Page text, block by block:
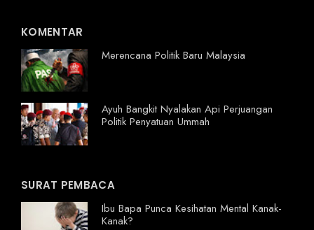
KOMENTAR
Merencana Politik Baru Malaysia
Ayuh Bangkit Nyalakan Api Perjuangan
Politik Penyatuan Ummah
SURAT PEMBACA
Ibu Bapa Punca Kesihatan Mental Kanak-
Kanak?